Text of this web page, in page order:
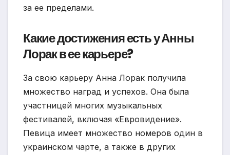
за ее пределами.
Какие достижения есть у Анны
Лорак в ее карьере?
За свою карьеру Анна Лорак получила
множество наград и успехов. Она была
участницей многих музыкальных
фестивалей, включая «Евровидение».
Певица имеет множество номеров один в
украинском чарте, а также в других